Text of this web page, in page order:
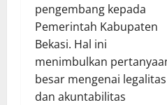
pengembang kepada
Pemerintah Kabupaten
Bekasi. Hal ini
menimbulkan
besar mengenai legalitas
dan akuntabilitas